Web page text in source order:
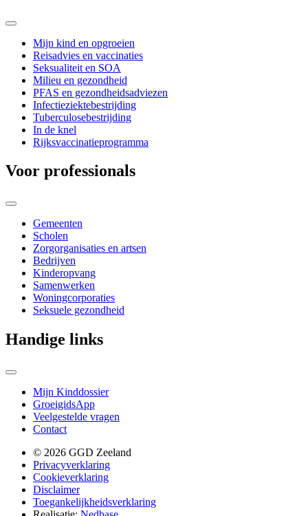
Mijn kind en opgroeien
Reisadvies en vaccinaties
Seksualiteit en SOA
Milieu en gezondheid
PFAS en gezondheidsadviezen
Infectieziektebestrijding
Tuberculosebestrijding
In de knel
Rijksvaccinatieprogramma
Voor professionals
Gemeenten
Scholen
Zorgorganisaties en artsen
Bedrijven
Kinderopvang
Samenwerken
Woningcorporaties
Seksuele gezondheid
Handige links
Mijn Kinddossier
GroeigidsApp
Veelgestelde vragen
Contact
© 2026 GGD Zeeland
Privacyverklaring
Cookieverklaring
Disclaimer
Toegankelijkheidsverklaring